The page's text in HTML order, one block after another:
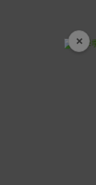
×